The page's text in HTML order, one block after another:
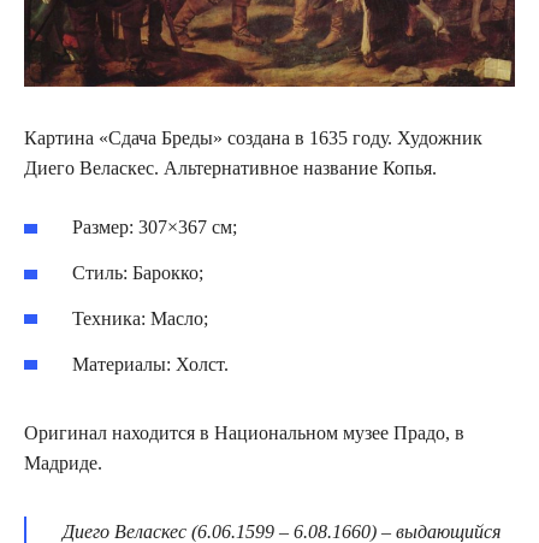
Картина «Сдача Бреды» создана в 1635 году. Художник
Диего Веласкес. Альтернативное название Копья.
Размер: 307×367 см;
Стиль: Барокко;
Техника: Масло;
Материалы: Холст.
Оригинал находится в Национальном музее Прадо, в
Мадриде.
Диего Веласкес (6.06.1599 – 6.08.1660) – выдающийся